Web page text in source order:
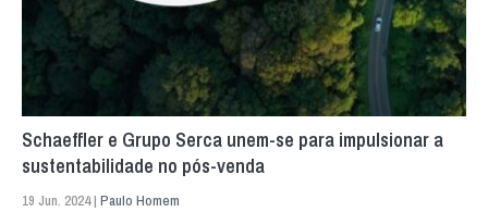
Schaeffler e Grupo Serca unem-se para impulsionar a
sustentabilidade no pós-venda
19 Jun. 2024 | Paulo Homem